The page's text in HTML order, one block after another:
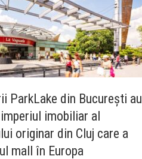
ParkLake din București au
imobiliar al
originar din Cluj care a
mall în Europa